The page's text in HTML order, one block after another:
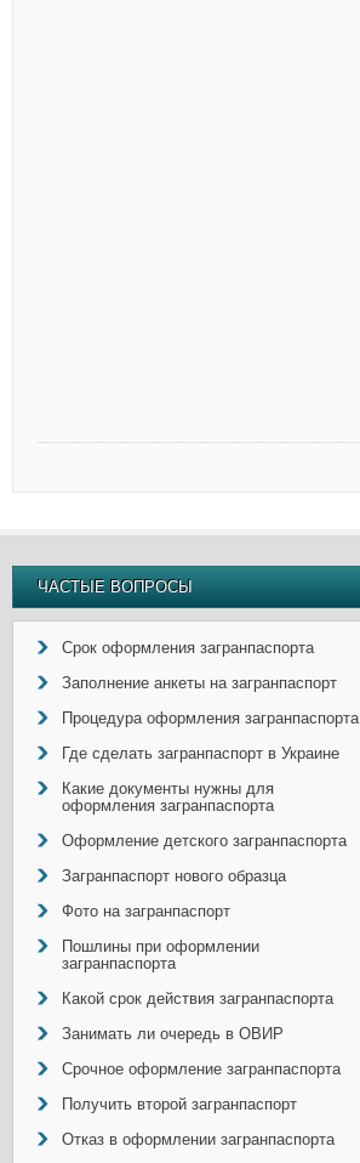
ЧАСТЫЕ ВОПРОСЫ
Срок оформления загранпаспорта
Заполнение анкеты на загранпаспорт
Процедура оформления загранпаспорта
Где сделать загранпаспорт в Украине
Какие документы нужны для
оформления загранпаспорта
Оформление детского загранпаспорта
Загранпаспорт нового образца
Фото на загранпаспорт
Пошлины при оформлении
загранпаспорта
Какой срок действия загранпаспорта
Занимать ли очередь в ОВИР
Срочное оформление загранпаспорта
Получить второй загранпаспорт
Отказ в оформлении загранпаспорта